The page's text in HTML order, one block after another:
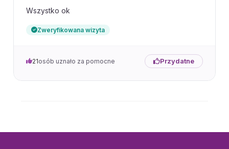
Wszystko ok
Zweryfikowana wizyta
21osób uznało za pomocne Przydatne